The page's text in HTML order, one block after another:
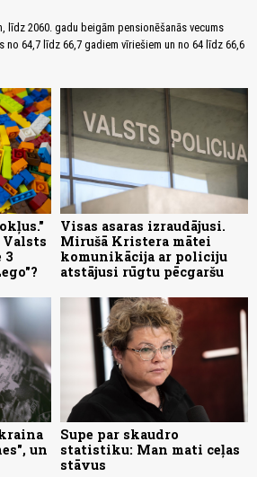
līdz 2060. gadu beigām pensionēšanās vecums
no 64,7 līdz 66,7 gadiem vīriešiem un no 64 līdz 66,6
Valsts
3
Visas asaras izraudājusi.
Mirušā Kristera mātei
komunikācija ar policiju
atstājusi rūgtu pēcgaršu
un
Supe par skaudro
statistiku: Man mati ceļas
stāvus